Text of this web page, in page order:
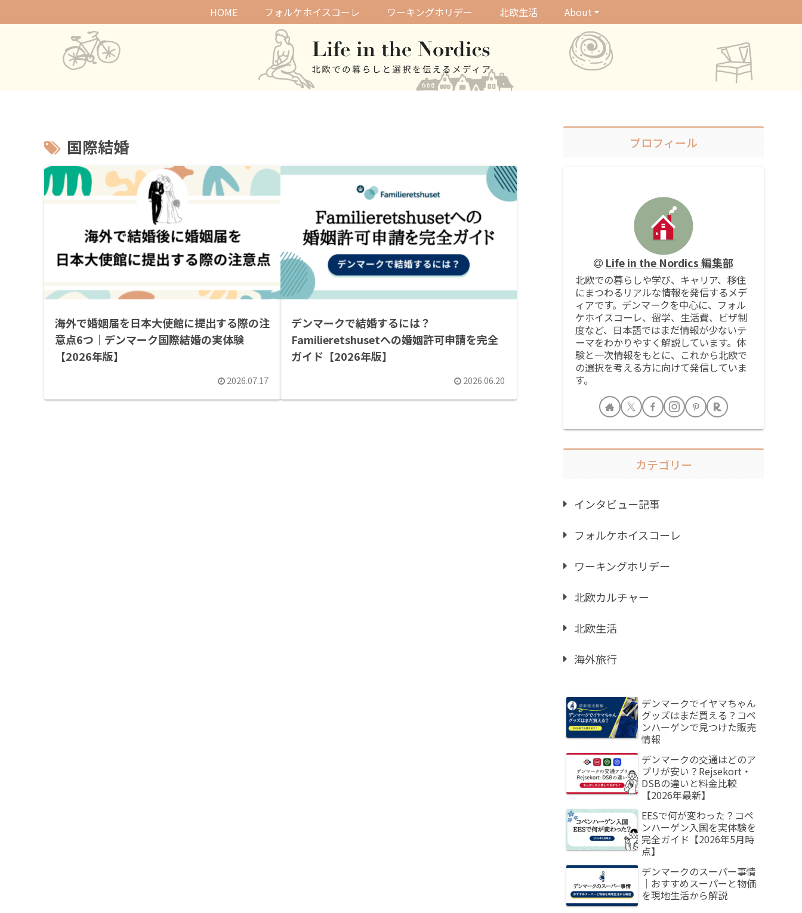
HOME フォルケホイスコーレ ワーキングホリデー 北欧生活 About
国際結婚
海外で婚姻届を日本大使館に提出する際の注
意点6つ｜デンマーク国際結婚の実体験
【2026年版】
2026.07.17
デンマークで結婚するには？
Familieretshusetへの婚姻許可申請を完全
ガイド【2026年版】
2026.06.20
プロフィール
Life in the Nordics 編集部
北欧での暮らしや学び、キャリア、移住
にまつわるリアルな情報を発信するメデ
ィアです。デンマークを中心に、フォル
ケホイスコーレ、留学、生活費、ビザ制
度など、日本語ではまだ情報が少ないテ
ーマをわかりやすく解説しています。体
験と一次情報をもとに、これから北欧で
の選択を考える方に向けて発信していま
す。
カテゴリー
インタビュー記事
フォルケホイスコーレ
ワーキングホリデー
北欧カルチャー
北欧生活
海外旅行
デンマークでイヤマちゃん
グッズはまだ買える？コペ
ンハーゲンで見つけた販売
情報
デンマークの交通はどのア
プリが安い？Rejsekort・
DSBの違いと料金比較
【2026年最新】
EESで何が変わった？コペ
ンハーゲン入国を実体験を
完全ガイド【2026年5月時
点】
デンマークのスーパー事情
｜おすすめスーパーと物価
を現地生活から解説